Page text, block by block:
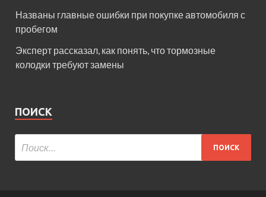
Названы главные ошибки при покупке автомобиля с
пробегом
Эксперт рассказал, как понять, что тормозные
колодки требуют замены
ПОИСК